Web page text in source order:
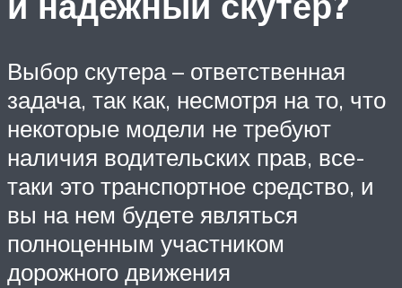
Выбор скутера – ответственная
задача, так как, несмотря на то, что
некоторые модели не требуют
наличия водительских прав, все-
таки это транспортное средство, и
вы на нем будете являться
полноценным участником
дорожного движения